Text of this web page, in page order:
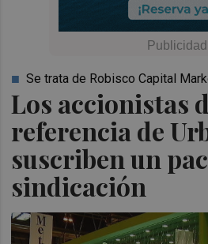
Los accionistas
referencia de
suscriben un
sindicación
Se trata de Robisco Capital